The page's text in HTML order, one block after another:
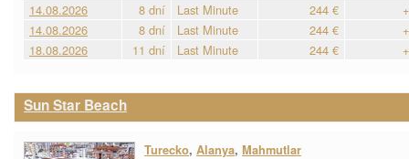
14.08.2026
8 dní Last Minute 244 €
14.08.2026
8 dní Last Minute 244 €
18.08.2026
11 dní Last Minute 244 €
Sun Star Beach
Turecko, Alanya, Mahmutlar